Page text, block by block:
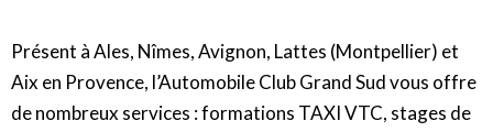
Présent à Ales, Nîmes, Avignon, Lattes (Montpellier) et
Aix en Provence, l’Automobile Club Grand Sud vous offre
de nombreux services : formations TAXI VTC, stages de